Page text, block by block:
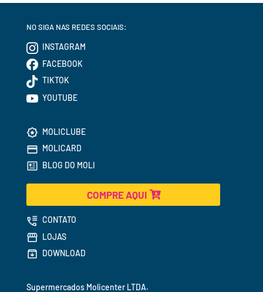
NO SIGA NAS REDES SOCIAIS:
INSTAGRAM
FACEBOOK
TIKTOK
YOUTUBE
MOLICLUBE
MOLICARD
BLOG DO MOLI
COMPRE AQUI
CONTATO
LOJAS
DOWNLOAD
Supermercados Molicenter LTDA.